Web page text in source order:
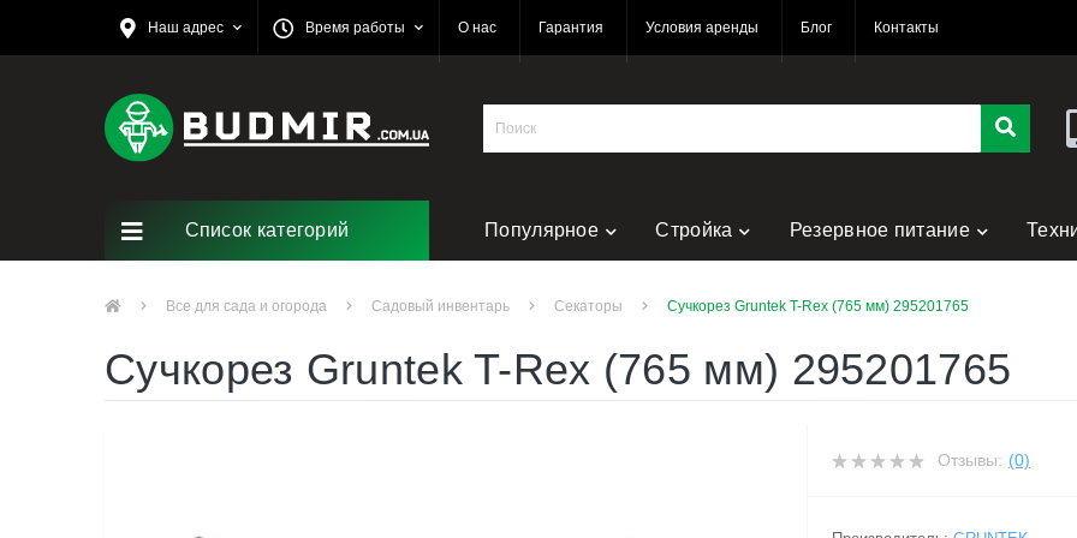
Наш адрес Время работы О нас Гарантия Условия аренды Блог Контакты
Список категорий Популярное Стройка Резервное питание
Все для сада и огорода Садовый инвентарь Секаторы Сучкорез Gruntek T-Rex (765 мм) 295201765
Сучкорез Gruntek T-Rex (765 мм) 295201765
Отзывы: (0)